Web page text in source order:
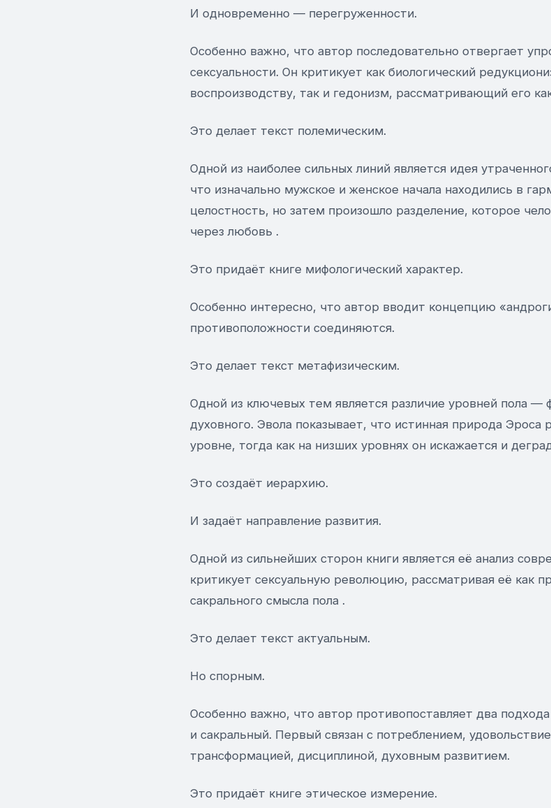
И одновременно — перегруженности.
Особенно важно, что автор последовательно отвергает
сексуальности. Он критикует как биологический
воспроизводству, так и гедонизм, рассматривающий его
Это делает текст полемическим.
Одной из наиболее сильных линий является идея
что изначально мужское и женское начала находились в
целостность, но затем произошло разделение, которое
через любовь .
Это придаёт книге мифологический характер.
Особенно интересно, что автор вводит концепцию
противоположности соединяются.
Это делает текст метафизическим.
Одной из ключевых тем является различие уровней пола —
духовного. Эвола показывает, что истинная природа
уровне, тогда как на низших уровнях он искажается и
Это создаёт иерархию.
И задаёт направление развития.
Одной из сильнейших сторон книги является её анализ
критикует сексуальную революцию, рассматривая её как
сакрального смысла пола .
Это делает текст актуальным.
Но спорным.
Особенно важно, что автор противопоставляет два
и сакральный. Первый связан с потреблением,
трансформацией, дисциплиной, духовным развитием.
Это придаёт книге этическое измерение.